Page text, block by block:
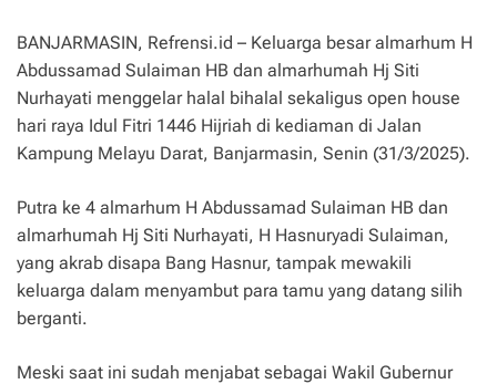
BANJARMASIN, Refrensi.id – Keluarga besar almarhum H
Abdussamad Sulaiman HB dan almarhumah Hj Siti
Nurhayati menggelar halal bihalal sekaligus open house
hari raya Idul Fitri 1446 Hijriah di kediaman di Jalan
Kampung Melayu Darat, Banjarmasin, Senin (31/3/2025).
Putra ke 4 almarhum H Abdussamad Sulaiman HB dan
almarhumah Hj Siti Nurhayati, H Hasnuryadi Sulaiman,
yang akrab disapa Bang Hasnur, tampak mewakili
keluarga dalam menyambut para tamu yang datang silih
berganti.
Meski saat ini sudah menjabat sebagai Wakil Gubernur